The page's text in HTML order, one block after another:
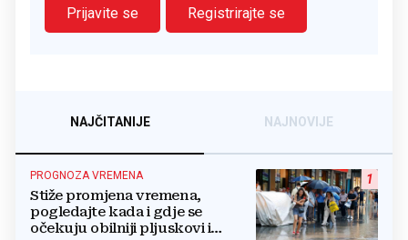
Prijavite se
Registrirajte se
NAJČITANIJE NAJNOVIJE
1
PROGNOZA VREMENA
Stiže promjena vremena,
pogledajte kada i gdje se
očekuju obilniji pljuskovi i